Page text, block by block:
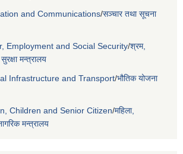
and Communications/सञ्चार तथा सूचना
Employment and Social Security/श्रम,
मन्त्रालय
Infrastructure and Transport/भौतिक योजना
Children and Senior Citizen/महिला,
मन्त्रालय